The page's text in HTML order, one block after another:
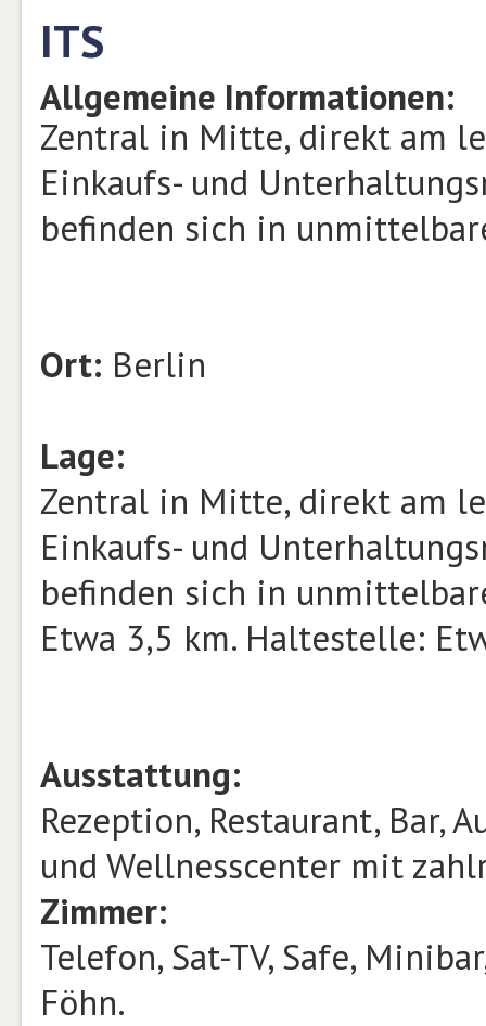
ITS
Allgemeine Informationen:
Zentral in Mitte, direkt am
Einkaufs- und
befinden sich in
Ort: Berlin
Lage:
Zentral in Mitte, direkt am
Einkaufs- und
befinden sich in
Etwa 3,5 km. Haltestelle:
Ausstattung:
Rezeption, Restaurant, Bar,
und Wellnesscenter mit
Zimmer:
Telefon, Sat-TV, Safe,
Föhn.